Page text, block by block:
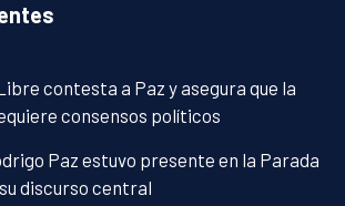
contesta a Paz y asegura que la
consensos políticos
Paz estuvo presente en la Parada
discurso central